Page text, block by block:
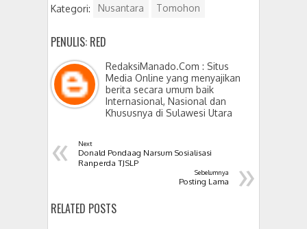
Kategori: Nusantara Tomohon
PENULIS: RED
RedaksiManado.Com : Situs
Media Online yang menyajikan
berita secara umum baik
Internasional, Nasional dan
Khususnya di Sulawesi Utara
« Next
Donald Pondaag Narsum Sosialisasi
Ranperda TJSLP
»
Sebelumnya
Posting Lama
RELATED POSTS